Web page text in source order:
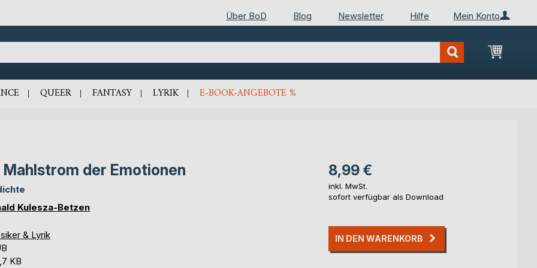
Mein Konto
Über BoD Blog Newsletter Hilfe
Mein
QUEER FANTASY LYRIK E-BOOK-ANGEBOTE %
Mahlstrom der Emotionen
Kulesza-Betzen
& Lyrik
KB
8,99 €
inkl. MwSt.
sofort verfügbar als Download
IN DEN WARENKORB